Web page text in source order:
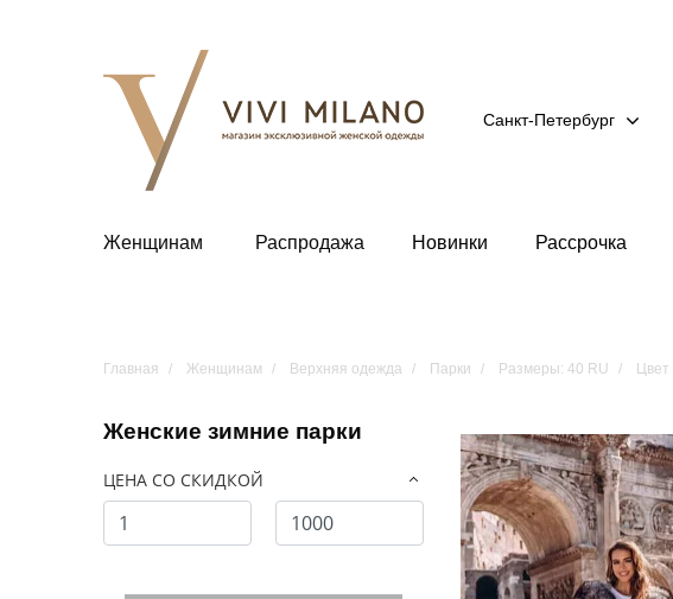
Санкт-Петербург
Женщинам Распродажа Новинки Рассрочка
Главная Женщинам Верхняя одежда Парки Размеры: 40 RU
Женские зимние парки
ЦЕНА СО СКИДКОЙ